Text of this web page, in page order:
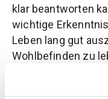
klar beantworten
wichtige
Leben lang gut
Wohlbefinden zu
Anfang eines
aber ist unser